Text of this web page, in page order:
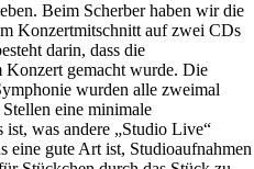
Beim Scherber haben wir die
Konzertmitschnitt auf zwei CDs
darin, dass die
Konzert gemacht wurde. Die
wurden alle zweimal
eine minimale
was andere „Studio Live“
eine gute Art ist, Studioaufnahmen